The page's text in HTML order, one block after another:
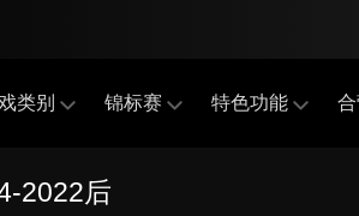
类别 锦标赛 特色功能
2022后